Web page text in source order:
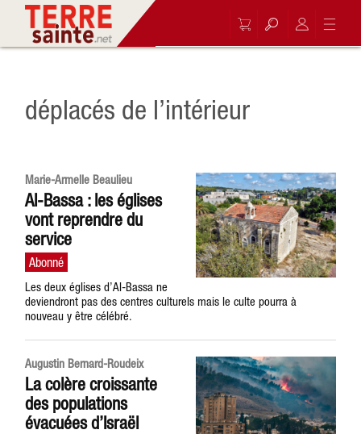
déplacés de l’intérieur
Marie-Armelle Beaulieu
Al-Bassa : les églises
vont reprendre du
service
Les deux églises d’Al-Bassa ne
deviendront pas des centres culturels mais le culte pourra à
nouveau y être célébré.
Augustin Bernard-Roudeix
La colère croissante
des populations
évacuées d’Israël